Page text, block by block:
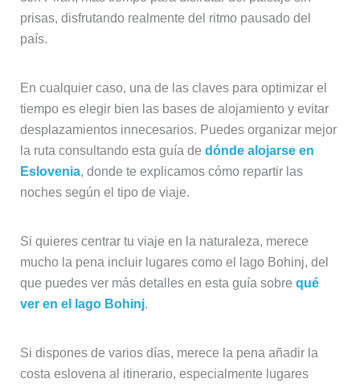
prisas, disfrutando realmente del ritmo pausado del
país.
En cualquier caso, una de las claves para optimizar el
tiempo es elegir bien las bases de alojamiento y evitar
desplazamientos innecesarios. Puedes organizar mejor
la ruta consultando esta guía de dónde alojarse en
Eslovenia, donde te explicamos cómo repartir las
noches según el tipo de viaje.
Si quieres centrar tu viaje en la naturaleza, merece
mucho la pena incluir lugares como el lago Bohinj, del
que puedes ver más detalles en esta guía sobre qué
ver en el lago Bohinj.
Si dispones de varios días, merece la pena añadir la
costa eslovena al itinerario, especialmente lugares